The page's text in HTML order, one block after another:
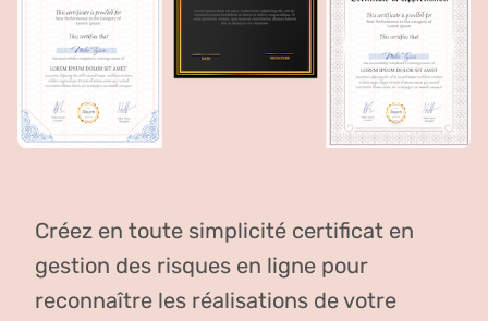
Créez en toute simplicité certificat en
gestion des risques en ligne pour
reconnaître les réalisations de votre